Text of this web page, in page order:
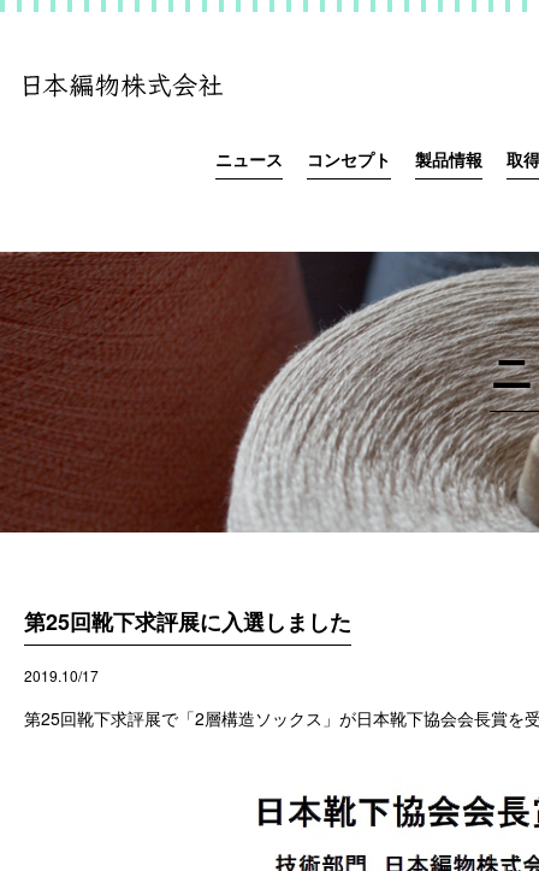
ニュース コンセプト 製品情報 取
第25回靴下求評展に入選しました
2019.10/17
第25回靴下求評展で「2層構造ソックス」が日本靴下協会会長賞を